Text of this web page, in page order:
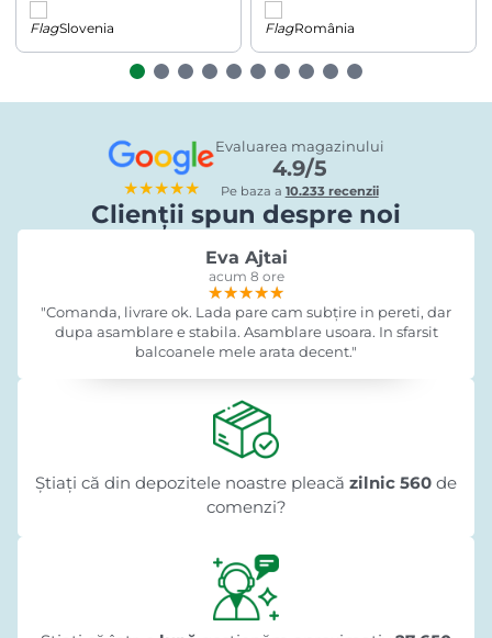
Slovenia România
★★★★★
Evaluarea magazinului
4.9/5
Pe baza a 10.233 recenzii
Clienții spun despre noi
Eva Ajtai
acum 8 ore
★★★★★
★★★★★
★★★★★
"Comanda, livrare ok. Lada pare cam subțire in pereti, dar
dupa asamblare e stabila. Asamblare usoara. In sfarsit
balcoanele mele arata decent."
Știați că din depozitele noastre pleacă zilnic 560 de
comenzi?